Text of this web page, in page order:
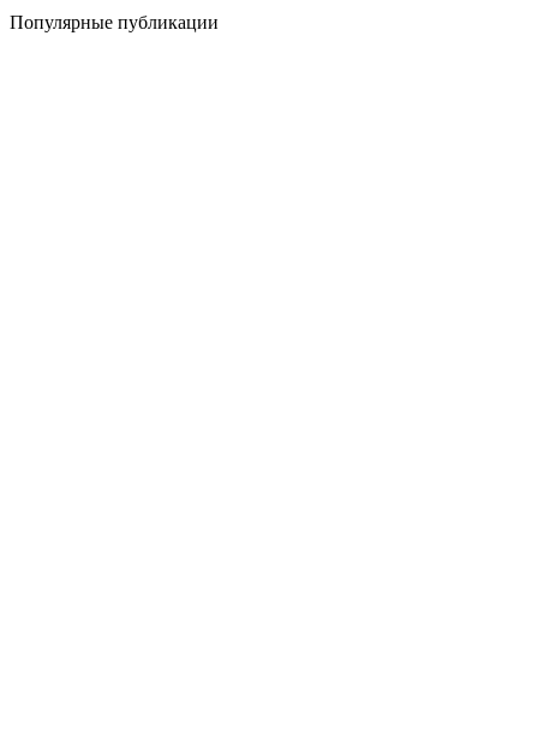
Популярные публикации